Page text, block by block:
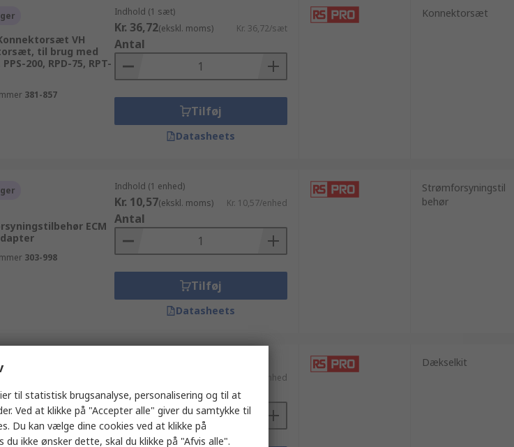
Konnektorsæt VH
til brug med
PPS-200, RPD-75, RPT-
381-857
Indhold (1 sæt)
Kr. 36,72(ekskl. moms) Kr. 36,72/sæt
Antal
Tilføj
Datasheets
Konnektorsæt
ECM
303-998
Indhold (1 enhed)
Kr. 10,57(ekskl. moms) Kr. 10,57/enhed
Antal
Tilføj
Datasheets
Strømforsyningstil
behør
leveres i øjeblikket
CAS
til brug med 3 x 5"
strømforsyning
175-3335
Kr. 99,58/enhed
Antal
Dækselkit
til statistisk brugsanalyse, personalisering og til at
Ved at klikke på "Accepter alle" giver du samtykke til
Du kan vælge dine cookies ved at klikke på
ikke ønsker dette, skal du klikke på "Afvis alle".